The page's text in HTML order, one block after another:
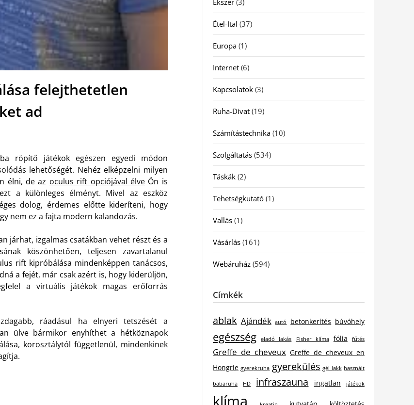
felejthetetlen
ad
röpítő játékok egészen egyedi módon
lehetőségét. Nehéz elképzelni milyen
élni, de az oculus rift opciójával élve Ön is
a különleges élményt. Mivel az eszköz
dolog, érdemes előtte kideríteni, hogy
nem ez a fajta modern kalandozás.
járhat, izgalmas csatákban vehet részt és a
köszönhetően, teljesen zavartalanul
rift kipróbálása mindenképpen tanácsos,
a fejét, már csak azért is, hogy kiderüljön,
a virtuális játékok magas erőforrás
ráadásul ha elnyeri tetszését a
ülve bármikor enyhíthet a hétköznapok
korosztálytól függetlenül, mindenkinek
Ékszer(3)
Étel-Ital (37)
Europa(1)
Internet(6)
Kapcsolatok(3)
Ruha-Divat(19)
Számítástechnika(10)
Szolgáltatás(534)
Táskák(2)
Tehetségkutató(1)
Vallás(1)
Vásárlás(161)
Webáruház(594)
Címkék
ablak Ajándék autó betonkerítés búvóhely
egészség eladó lakás Fisher klíma fólia fűtés
Greffe de cheveux Greffe de cheveux en
Hongrie gyerekruha gyerekülés gél lakk használt
babaruha HD infraszauna ingatlan játékok
klíma